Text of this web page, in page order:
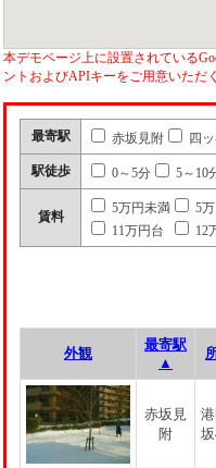
本デモページ上に設置されている
ントおよびAPIキーをご用意いただ
最寄駅 赤坂見附 四
駅徒歩 0～5分 5～10
賃料
5万円未満
5
11万円台
12
外観
最寄駅
▲
赤坂見
附